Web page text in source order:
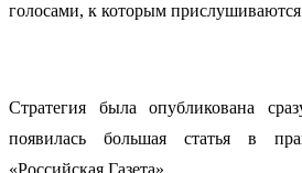
голосами, к которым
Стратегия была опубликована
появилась большая статья в
«Российская Газета».